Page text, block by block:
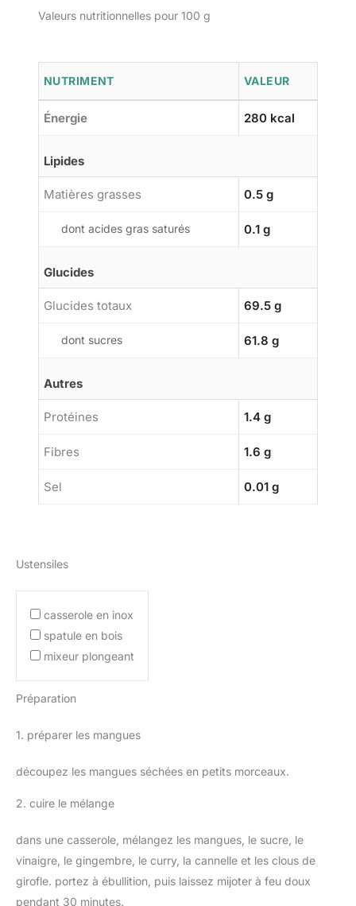
Valeurs nutritionnelles pour 100 g
NUTRIMENT VALEUR
Énergie 280 kcal
Lipides
Matières grasses 0.5 g
dont acides gras saturés 0.1 g
Glucides
Glucides totaux 69.5 g
dont sucres 61.8 g
Autres
Protéines 1.4 g
Fibres 1.6 g
Sel 0.01 g
Ustensiles
casserole en inox
spatule en bois
mixeur plongeant
Préparation
1. préparer les mangues
découpez les mangues séchées en petits morceaux.
2. cuire le mélange
dans une casserole, mélangez les mangues, le sucre, le
vinaigre, le gingembre, le curry, la cannelle et les clous de
girofle. portez à ébullition, puis laissez mijoter à feu doux
pendant 30 minutes.